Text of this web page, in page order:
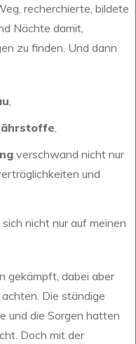
recherchierte, bildete
Nächte damit,
zu finden. Und dann
verschwand nicht nur
und
nicht nur auf meinen
gekämpft, dabei aber
Die ständige
und die Sorgen hatten
Doch mit der